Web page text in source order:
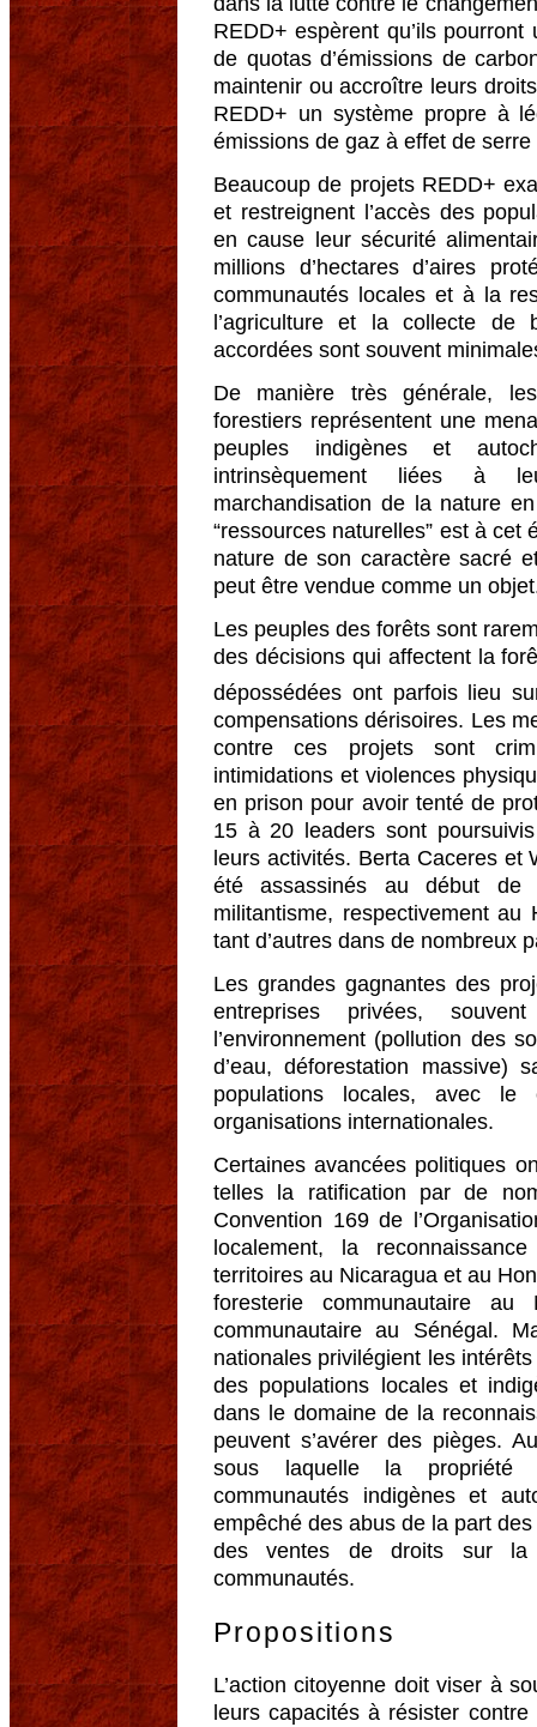
REDD+ espèrent qu’ils
de quotas d’émissions de
maintenir ou accroître leurs
REDD+ un système propre à
émissions de gaz à effet de serre
Beaucoup de projets REDD+
et restreignent l’accès des
en cause leur sécurité
millions d’hectares d’aires
communautés locales et à la
l’agriculture et la collecte de
accordées sont souvent
De manière très générale,
forestiers représentent une
peuples indigènes et
intrinsèquement liées à
marchandisation de la nature
“ressources naturelles” est à cet
nature de son caractère sacré
peut être vendue comme un
Les peuples des forêts sont
des décisions qui affectent la
dépossédées ont parfois lieu
compensations dérisoires. Les
contre ces projets sont
intimidations et violences
en prison pour avoir tenté de
15 à 20 leaders sont
leurs activités. Berta Caceres et
été assassinés au début de
militantisme, respectivement
tant d’autres dans de nombreux
Les grandes gagnantes des
entreprises privées,
l’environnement (pollution des
d’eau, déforestation massive)
populations locales, avec
organisations internationales.
Certaines avancées politiques
telles la ratification par de
Convention 169 de
localement, la
territoires au Nicaragua et au
foresterie communautaire
communautaire au Sénégal.
nationales privilégient les
des populations locales et
dans le domaine de la
peuvent s’avérer des pièges.
sous laquelle la propriété
communautés indigènes et
empêché des abus de la part
des ventes de droits sur la
communautés.
Propositions
L’action citoyenne doit viser à
leurs capacités à résister